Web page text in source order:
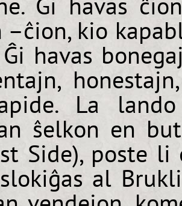
–ĉion, kio
havas
La
ŝelkon en
Side), poste
al